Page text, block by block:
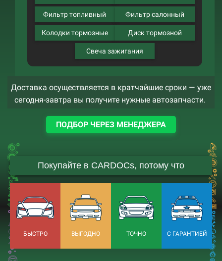
Фильтр топливный Фильтр салонный
Колодки тормозные Диск тормозной
Свеча зажигания
Доставка осуществляется в кратчайшие сроки — уже
сегодня-завтра вы получите нужные автозапчасти.
ПОДБОР ЧЕРЕЗ МЕНЕДЖЕРА
Покупайте в CARDOCs, потому что
БЫСТРО ВЫГОДНО ТОЧНО С ГАРАНТИЕЙ